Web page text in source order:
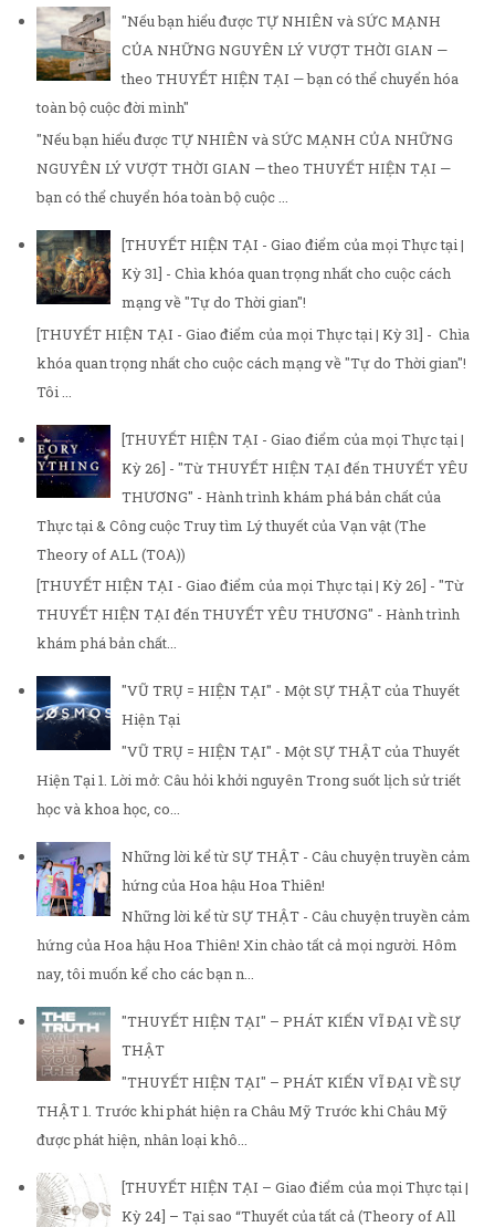
"Nếu bạn hiểu được TỰ NHIÊN và SỨC MẠNH
CỦA NHỮNG NGUYÊN LÝ VƯỢT THỜI GIAN —
theo THUYẾT HIỆN TẠI — bạn có thể chuyển hóa
toàn bộ cuộc đời mình"
"Nếu bạn hiểu được TỰ NHIÊN và SỨC MẠNH CỦA NHỮNG
NGUYÊN LÝ VƯỢT THỜI GIAN — theo THUYẾT HIỆN TẠI —
bạn có thể chuyển hóa toàn bộ cuộc ...
[THUYẾT HIỆN TẠI - Giao điểm của mọi Thực tại |
Kỳ 31] - Chìa khóa quan trọng nhất cho cuộc cách
mạng về "Tự do Thời gian"!
[THUYẾT HIỆN TẠI - Giao điểm của mọi Thực tại | Kỳ 31] - Chìa
khóa quan trọng nhất cho cuộc cách mạng về "Tự do Thời gian"!
Tôi ...
[THUYẾT HIỆN TẠI - Giao điểm của mọi Thực tại |
Kỳ 26] - "Từ THUYẾT HIỆN TẠI đến THUYẾT YÊU
THƯƠNG" - Hành trình khám phá bản chất của
Thực tại & Công cuộc Truy tìm Lý thuyết của Vạn vật (The
Theory of ALL (TOA))
[THUYẾT HIỆN TẠI - Giao điểm của mọi Thực tại | Kỳ 26] - "Từ
THUYẾT HIỆN TẠI đến THUYẾT YÊU THƯƠNG" - Hành trình
khám phá bản chất...
"VŨ TRỤ = HIỆN TẠI" - Một SỰ THẬT của Thuyết
Hiện Tại
"VŨ TRỤ = HIỆN TẠI" - Một SỰ THẬT của Thuyết
Hiện Tại 1. Lời mở: Câu hỏi khởi nguyên Trong suốt lịch sử triết
học và khoa học, co...
Những lời kể từ SỰ THẬT - Câu chuyện truyền cảm
hứng của Hoa hậu Hoa Thiên!
Những lời kể từ SỰ THẬT - Câu chuyện truyền cảm
hứng của Hoa hậu Hoa Thiên! Xin chào tất cả mọi người. Hôm
nay, tôi muốn kể cho các bạn n...
"THUYẾT HIỆN TẠI" – PHÁT KIẾN VĨ ĐẠI VỀ SỰ
THẬT
"THUYẾT HIỆN TẠI" – PHÁT KIẾN VĨ ĐẠI VỀ SỰ
THẬT 1. Trước khi phát hiện ra Châu Mỹ Trước khi Châu Mỹ
được phát hiện, nhân loại khô...
[THUYẾT HIỆN TẠI – Giao điểm của mọi Thực tại |
Kỳ 24] – Tại sao “Thuyết của tất cả (Theory of All